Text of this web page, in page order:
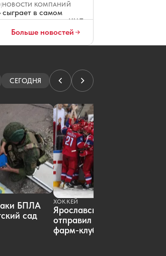
|НОВОСТИ КОМПАНИЙ
в самом
открытия сезона КХЛ
ХОККЕЙ
«БАРС» выходят
Ярославле
НЕДВИЖИМОСТЬ
Больше новостей
СЕГОДНЯ
БПЛА
сад
ХОККЕЙ
Ярославский «Локомотив»
отправил пятерых
фарм-клуб